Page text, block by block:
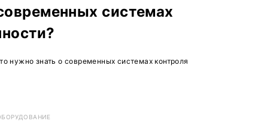
Редкоземельные металлы
Золото Техника и технологии
Нашими глазами |
системах
нужно знать о современных системах контроля